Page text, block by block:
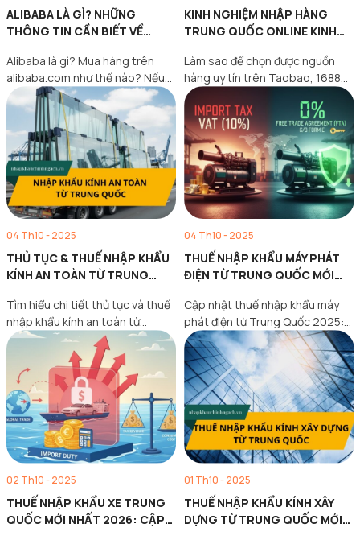
ALIBABA LÀ GÌ? NHỮNG
THÔNG TIN CẦN BIẾT VỀ
Alibaba là gì? Mua hàng trên
alibaba.com như thế nào? Nếu
bạn đang tìm kiếm…
KINH NGHIỆM NHẬP HÀNG
TRUNG QUỐC ONLINE KINH
Làm sao để chọn được nguồn
hàng uy tín trên Taobao, 1688?
Tham khảo kinh…
04 Th10 - 2025
THỦ TỤC & THUẾ NHẬP KHẨU
KÍNH AN TOÀN TỪ TRUNG
Tìm hiểu chi tiết thủ tục và thuế
nhập khẩu kính an toàn từ
Trung…
04 Th10 - 2025
THUẾ NHẬP KHẨU MÁY PHÁT
ĐIỆN TỪ TRUNG QUỐC MỚI
Cập nhật thuế nhập khẩu máy
phát điện từ Trung Quốc 2025:
chính sách, hồ…
02 Th10 - 2025
THUẾ NHẬP KHẨU XE TRUNG
QUỐC MỚI NHẤT 2026: CẬP
01 Th10 - 2025
THUẾ NHẬP KHẨU KÍNH XÂY
DỰNG TỪ TRUNG QUỐC MỚI